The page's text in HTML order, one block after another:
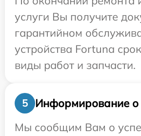
услуги Вы получите
гарантийном
устройства Fortuna
виды работ и запчасти.
5
Информирование о
Мы сообщим Вам о